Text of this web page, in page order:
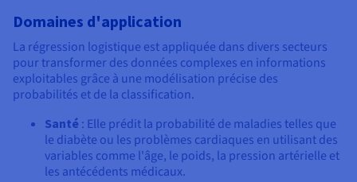
Domaines d'application
La régression logistique est appliquée dans divers secteurs
pour transformer des données complexes en informations
exploitables grâce à une modélisation précise des
probabilités et de la classification.
Santé : Elle prédit la probabilité de maladies telles que
le diabète ou les problèmes cardiaques en utilisant des
variables comme l'âge, le poids, la pression artérielle et
les antécédents médicaux.